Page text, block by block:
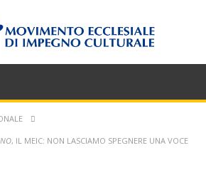
, IL MEIC: NON LASCIAMO SPEGNERE UNA VOCE